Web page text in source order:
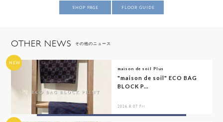
SHOP PAGE FLOOR GUIDE
OTHER NEWS その他のニュース
NEW
maison de soil Plus
"maison de soil" ECO BAG
BLOCK P...
2026.8.07 Fri